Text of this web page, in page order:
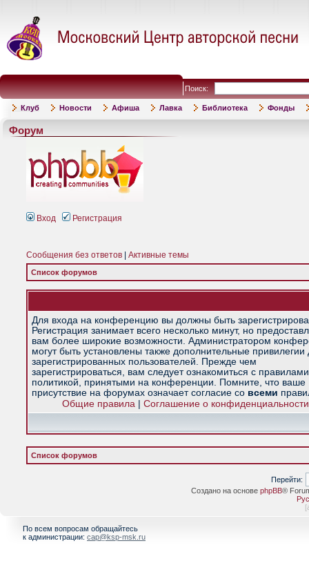
Поиск:
Клуб Новости Афиша Лавка Библиотека Фонды
Форум
Вход Регистрация
Сообщения без ответов Активные темы
Список форумов
Для входа на конференцию вы должны быть
Регистрация занимает всего несколько минут, но
вам более широкие возможности. Администратором
могут быть установлены также дополнительные привилегии
зарегистрированных пользователей. Прежде чем
зарегистрироваться, вам следует ознакомиться с
политикой, принятыми на конференции. Помните, что ваше
присутствие на форумах означает согласие со всеми
Общие правила| Соглашение о конфиденциальности
Список форумов
Перейти:
Создано на основе phpBB®
[
По всем вопросам обращайтесь
к администрации: cap@ksp-msk.ru